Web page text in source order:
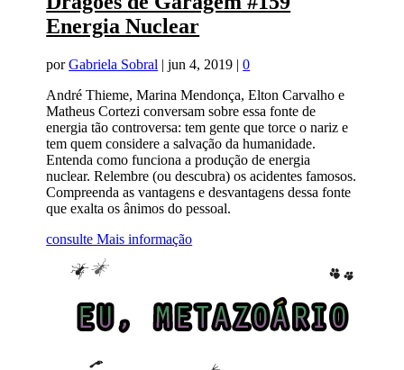
Energia Nuclear
porGabriela Sobral |jun 4, 2019 |0
André Thieme, Marina Mendonça, Elton Carvalho e
Matheus Cortezi conversam sobre essa fonte de
energia tão controversa: tem gente que torce o nariz e
tem quem considere a salvação da humanidade.
Entenda como funciona a produção de energia
nuclear. Relembre (ou descubra) os acidentes famosos.
Compreenda as vantagens e desvantagens dessa fonte
que exalta os ânimos do pessoal.
consulte Mais informação